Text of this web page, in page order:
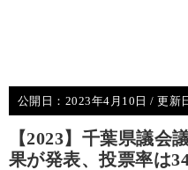
公開日： 2023年4月10日 / 更新
【2023】千葉県議会
果が発表、投票率は